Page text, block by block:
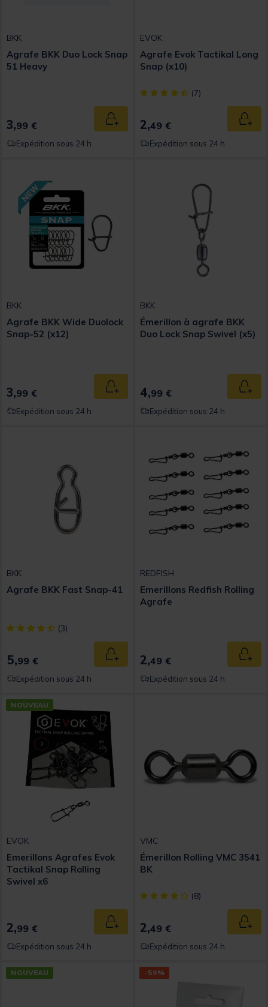
BKK
Agrafe BKK Duo Lock Snap
51 Heavy
3,99 € Ajouter au panier
Expédition sous 24 h
EVOK
Agrafe Evok Tactikal Long
Snap (x10)
[object Object] out of 5
(7)
2,49 €
Expédition sous 24 h
BKK
Agrafe BKK Wide Duolock
Snap-52 (x12)
3,99 € Ajouter au panier
Expédition sous 24 h
BKK
Émerillon à agrafe BKK
Duo Lock Snap Swivel (x5)
4,99 €
Expédition sous 24 h
BKK
Agrafe BKK Fast Snap-41
[object Object] out of 5 Customer Rating
(3)
5,99 € Ajouter au panier
Expédition sous 24 h
REDFISH
Emerillons Redfish Rolling
Agrafe
2,49 €
Expédition sous 24 h
NOUVEAU
EVOK
Emerillons Agrafes Evok
Tactikal Snap Rolling
Swivel x6
2,99 € Ajouter au panier
Expédition sous 24 h
VMC
Émerillon Rolling VMC 3541
BK
[object Object] out of 5
(8)
2,49 €
Expédition sous 24 h
NOUVEAU -59%